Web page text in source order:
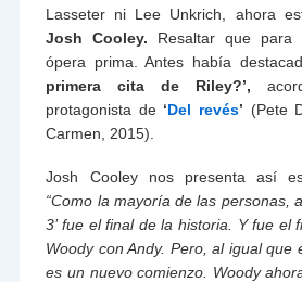
Lasseter ni Lee Unkrich, ahora
Josh Cooley. Resaltar que para
ópera prima. Antes había
primera cita de Riley?’,
protagonista de‘Del revés’ (Pete
Carmen, 2015).
Josh Cooley nos presenta así
“Como la mayoría de las personas,
3’ fue el final de la historia. Y fue el
Woody con Andy. Pero, al igual que
es un nuevo comienzo. Woody